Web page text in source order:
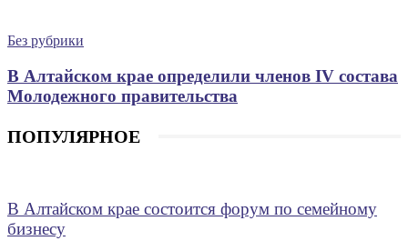
Без рубрики
В Алтайском крае определили членов IV состава
Молодежного правительства
ПОПУЛЯРНОЕ
В Алтайском крае состоится форум по семейному
бизнесу